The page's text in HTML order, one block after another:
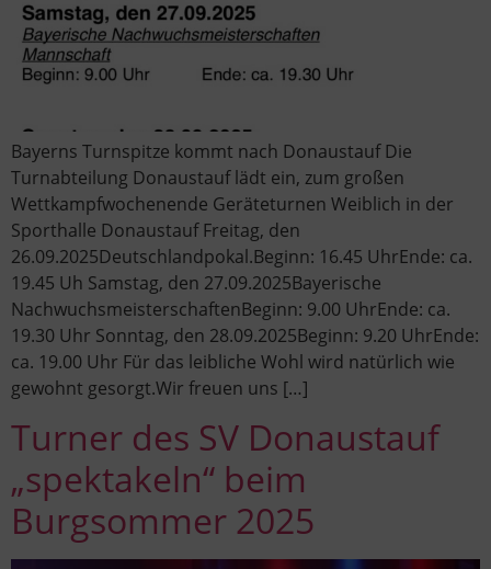
Bayerns Turnspitze kommt nach Donaustauf Die
Turnabteilung Donaustauf lädt ein, zum großen
Wettkampfwochenende Geräteturnen Weiblich in der
Sporthalle Donaustauf Freitag, den
26.09.2025Deutschlandpokal.Beginn: 16.45 UhrEnde: ca.
19.45 Uh Samstag, den 27.09.2025Bayerische
NachwuchsmeisterschaftenBeginn: 9.00 UhrEnde: ca.
19.30 Uhr Sonntag, den 28.09.2025Beginn: 9.20 UhrEnde:
ca. 19.00 Uhr Für das leibliche Wohl wird natürlich wie
gewohnt gesorgt.Wir freuen uns […]
Turner des SV Donaustauf
„spektakeln“ beim
Burgsommer 2025